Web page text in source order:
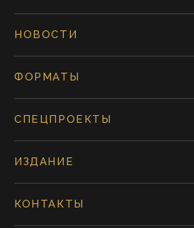
НОВОСТИ
ФОРМАТЫ
СПЕЦПРОЕКТЫ
ИЗДАНИЕ
КОНТАКТЫ